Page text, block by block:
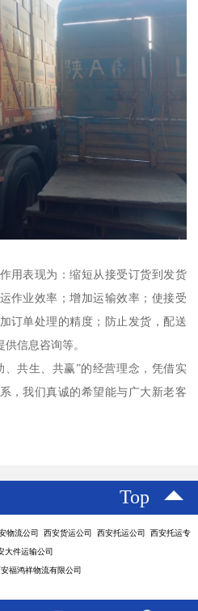
用表现为：缩短从接受订货到发货
作业效率；增加运输效率；使接受
订单处理的精度；防止发货，配送
信息咨询等。
共生、共赢”的经营理念，凭借实
，我们真诚的希望能与广大新老客
Top
物流公司 西安货运公司 西安托运公司 西安托运专
大件运输公司
福鸿祥物流有限公司